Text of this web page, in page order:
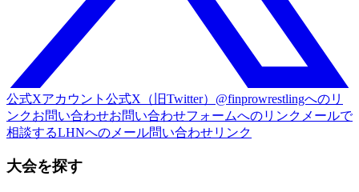
公式Xアカウント 公式X（旧Twitter）@finprowrestlingへのリ
ンクお問い合わせお問い合わせフォームへのリンク メールで
相談するLHNへのメール問い合わせリンク
大会を探す